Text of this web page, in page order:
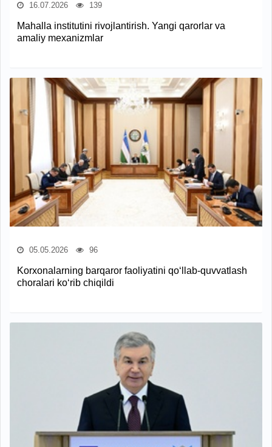
16.07.2026 139
Mahalla institutini rivojlantirish. Yangi qarorlar va
amaliy mexanizmlar
05.05.2026 96
Korxonalarning barqaror faoliyatini qo‘llab-quvvatlash
choralari ko‘rib chiqildi